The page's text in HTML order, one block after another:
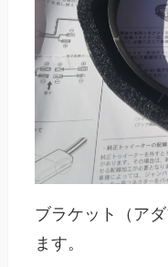
ブラケット（ア
ます。